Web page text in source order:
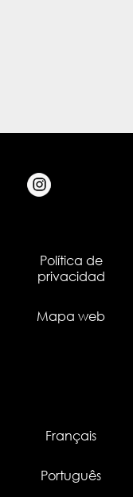
Política de
privacidad
Mapa web
Français
Português